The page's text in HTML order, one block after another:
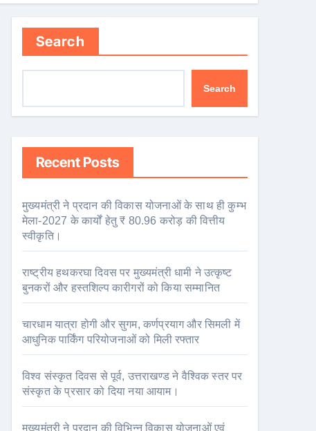
Search
Search
Recent Posts
मुख्यमंत्री ने प्रदान की विकास योजनाओं के साथ ही कुम्भ
मेला-2027 के कार्यों हेतु ₹ 80.96 करोड़ की वित्तीय
स्वीकृति।
राष्ट्रीय हथकरघा दिवस पर मुख्यमंत्री धामी ने उत्कृष्ट
बुनकरों और हस्तशिल्प कारीगरों को किया सम्मानित
चारधाम यात्रा होगी और सुगम, कर्णप्रयाग और सिमली में
आधुनिक पार्किंग परियोजनाओं को मिली रफ्तार
विश्व संस्कृत दिवस से पूर्व, उत्तराखण्ड ने वैश्विक स्तर पर
संस्कृत के प्रसार को दिया नया आयाम।
मुख्यमंत्री ने प्रदान की विभिन्न विकास योजनाओं एवं